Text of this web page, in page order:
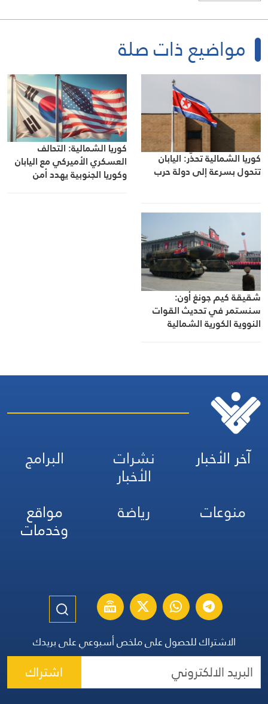
مواضيع ذات صلة
كوريا الشمالية تحذّر: اليابان
تتحول بسرعة إلى دولة حرب
كوريا الشمالية: التحالف
العسكري الأميركي مع اليابان
وكوريا الجنوبية يهدد أمن
شقيقة كيم جونغ أون:
سنستمر في تحديث القوات
النووية الكورية الشمالية
آخر الأخبار نشرات
الأخبار
البرامج
منوعات
رياضة مواقع
وخدمات
الاشتراك للحصول على ملخص أسبوعي على بريدك
اشتراك